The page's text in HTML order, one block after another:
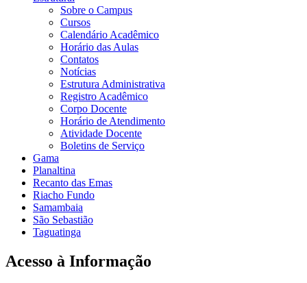
Sobre o Campus
Cursos
Calendário Acadêmico
Horário das Aulas
Contatos
Notícias
Estrutura Administrativa
Registro Acadêmico
Corpo Docente
Horário de Atendimento
Atividade Docente
Boletins de Serviço
Gama
Planaltina
Recanto das Emas
Riacho Fundo
Samambaia
São Sebastião
Taguatinga
Acesso à Informação